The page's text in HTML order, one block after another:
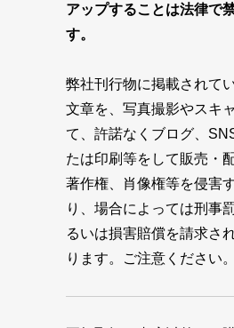
アップすることは法律で
す。
弊社刊行物に掲載されて
文章を、写真撮影やスキ
て、許諾なくブログ、
たは印刷等をして販売・
著作権、肖像権等を侵害
り、場合によっては刑事
るいは損害賠償を請求さ
ります。ご注意ください。